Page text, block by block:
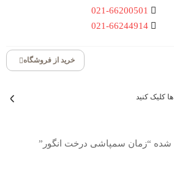
021-66200501
021-66244914
خرید از فروشگاه
کلیک کنید
“زمان سمپاشی درخت انگور”